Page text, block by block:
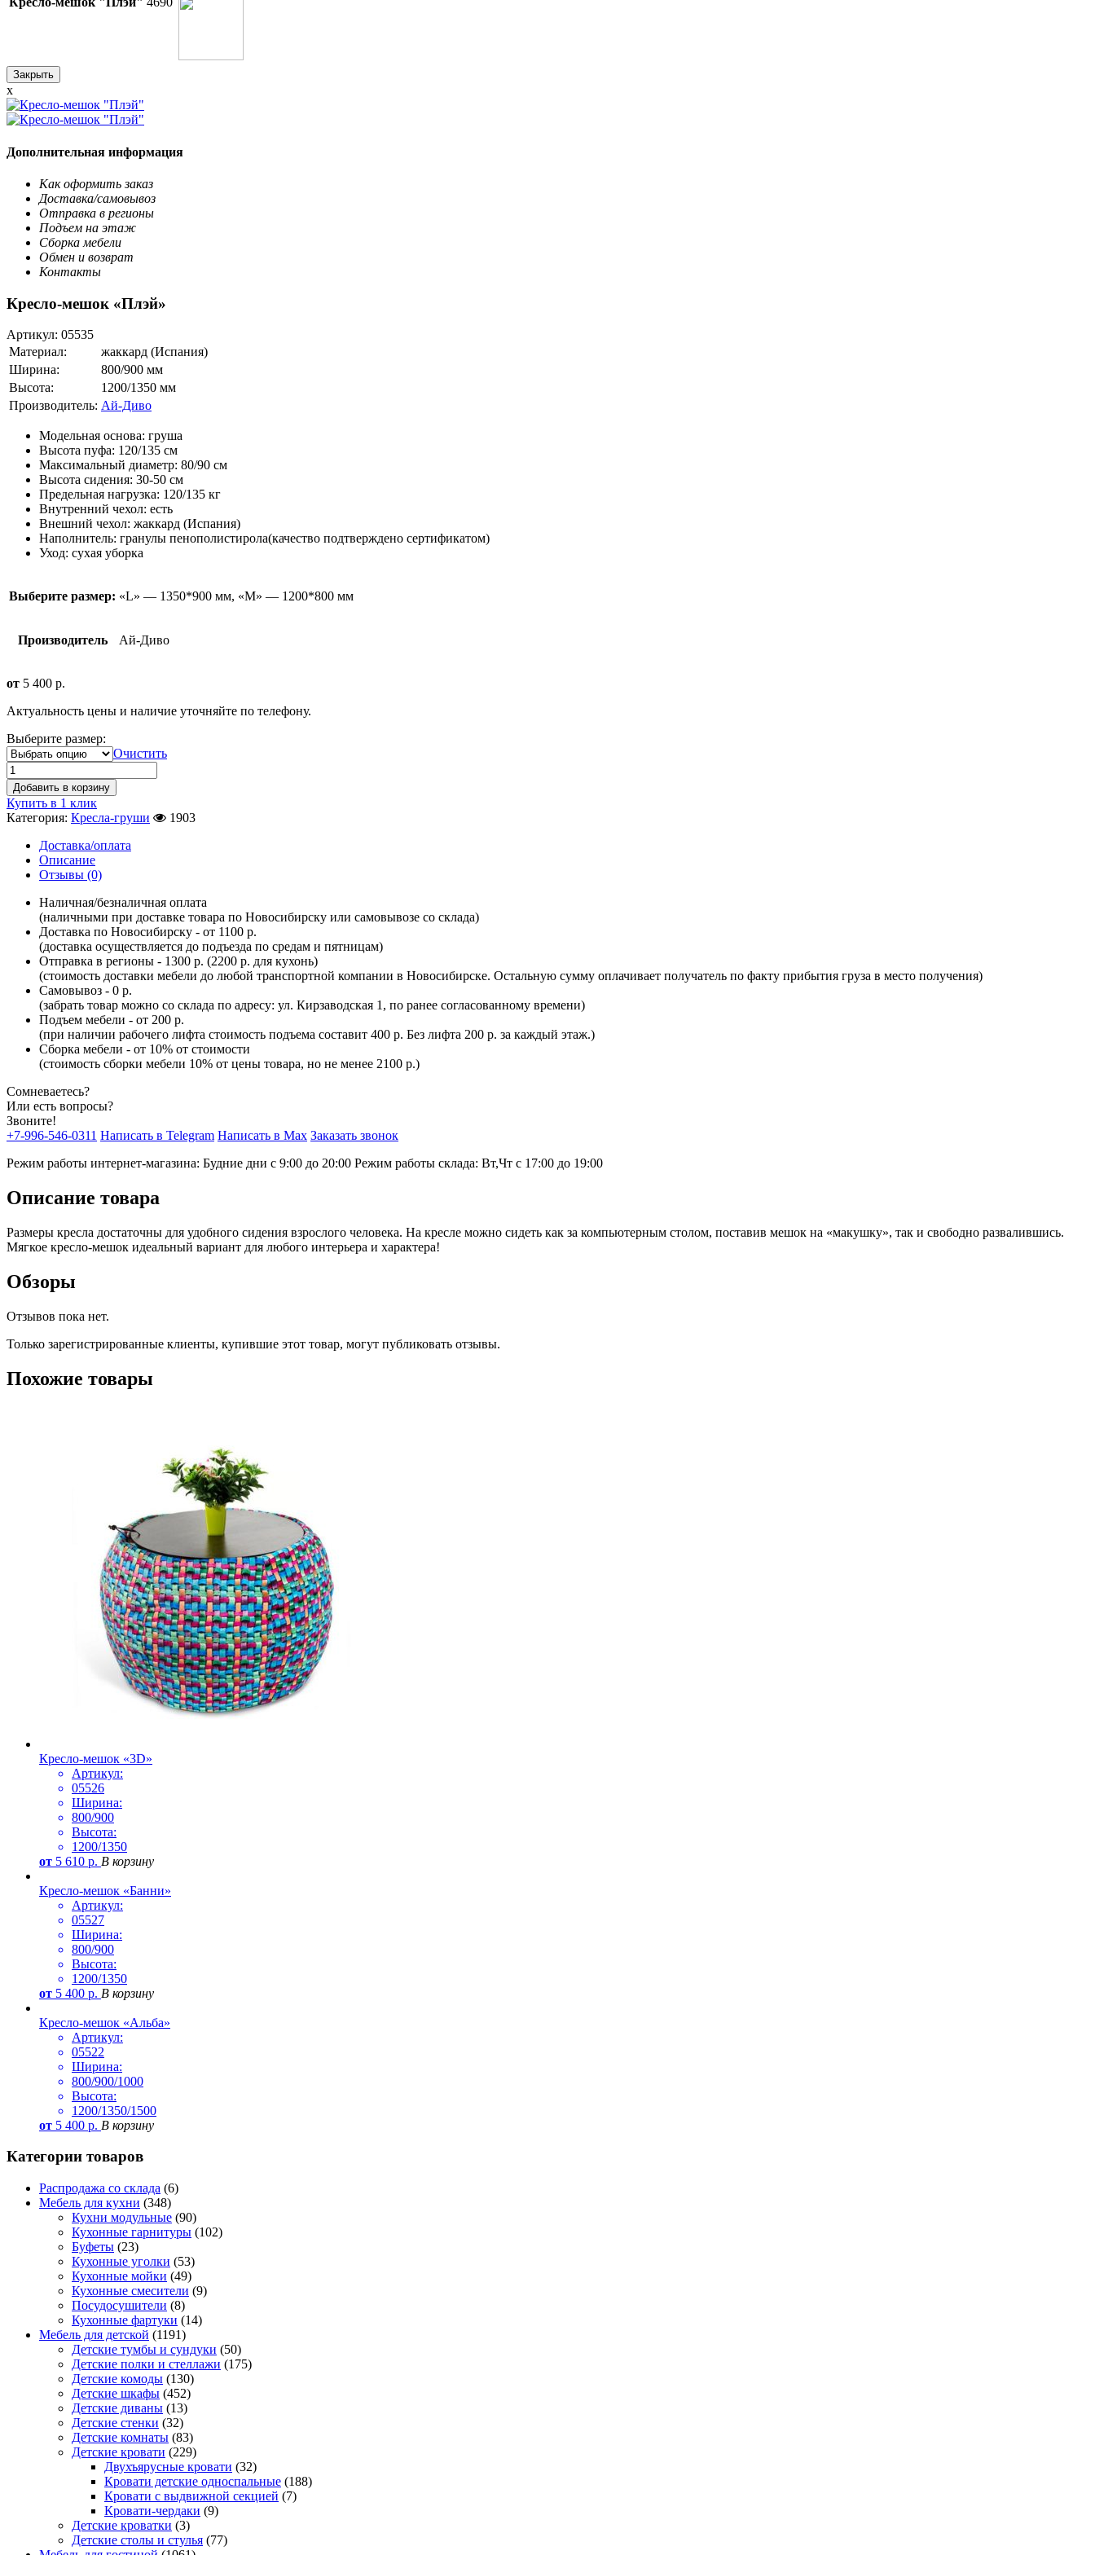
Закрыть
x
Дополнительная информация
Как оформить заказ
Доставка/самовывоз
Отправка в регионы
Подъем на этаж
Сборка мебели
Обмен и возврат
Контакты
Кресло-мешок «Плэй»
Артикул: 05535
Материал:
жаккард (Испания)
Ширина:
800/900 мм
Высота:
1200/1350 мм
Производитель: Ай-Диво
Модельная основа: груша
Высота пуфа: 120/135 см
Максимальный диаметр: 80/90 см
Высота сидения: 30-50 см
Предельная нагрузка: 120/135 кг
Внутренний чехол: есть
Внешний чехол: жаккард (Испания)
Наполнитель: гранулы пенополистирола(качество подтверждено сертификатом)
Уход: сухая уборка
Выберите размер: «L» — 1350*900 мм, «М» — 1200*800 мм
Производитель Ай-Диво
от 5 400 р.
Актуальность цены и наличие уточняйте по телефону.
Выберите размер:
Очистить
Добавить в корзину
Купить в 1 клик
Категория: Кресла-груши
1903
Доставка/оплата
Описание
Отзывы (0)
Наличная/безналичная оплата
(наличными при доставке товара по Новосибирску или самовывозе со склада)
Доставка по Новосибирску - от 1100 р.
(доставка осуществляется до подъезда по средам и пятницам)
Отправка в регионы - 1300 р. (2200 р. для кухонь)
(стоимость доставки мебели до любой транспортной компании в Новосибирске. Остальную сумму оплачивает получатель по факту прибытия груза в место получения)
Самовывоз - 0 р.
(забрать товар можно со склада по адресу: ул. Кирзаводская 1, по ранее согласованному времени)
Подъем мебели - от 200 р.
(при наличии рабочего лифта стоимость подъема составит 400 р. Без лифта 200 р. за каждый этаж.)
Сборка мебели - от 10% от стоимости
(стоимость сборки мебели 10% от цены товара, но не менее 2100 р.)
Сомневаетесь?
Или есть вопросы?
Звоните!
+7-996-546-0311 Написать в Telegram Написать в Max Заказать звонок
Режим работы интернет-магазина: Будние дни с 9:00 до 20:00 Режим работы склада: Вт,Чт с 17:00 до 19:00
Описание товара
Размеры кресла достаточны для удобного сидения взрослого человека. На кресле можно сидеть как за компьютерным столом, поставив мешок на «макушку», так и свободно развалившись.
Мягкое кресло-мешок идеальный вариант для любого интерьера и характера!
Обзоры
Отзывов пока нет.
Только зарегистрированные клиенты, купившие этот товар, могут публиковать отзывы.
Похожие товары
Кресло-мешок «3D»
Артикул:
05526
Ширина:
800/900
Высота:
1200/1350
от 5 610 р. В корзину
Кресло-мешок «Банни»
Артикул:
05527
Ширина:
800/900
Высота:
1200/1350
от 5 400 р. В корзину
Кресло-мешок «Альба»
Артикул:
05522
Ширина:
800/900/1000
Высота:
1200/1350/1500
от 5 400 р. В корзину
Категории товаров
Распродажа со склада (6)
Мебель для кухни (348)
Кухни модульные (90)
Кухонные гарнитуры (102)
Буфеты (23)
Кухонные уголки (53)
Кухонные мойки (49)
Кухонные смесители (9)
Посудосушители (8)
Кухонные фартуки (14)
Мебель для детской (1191)
Детские тумбы и сундуки (50)
Детские полки и стеллажи (175)
Детские комоды (130)
Детские шкафы (452)
Детские диваны (13)
Детские стенки (32)
Детские комнаты (83)
Детские кровати (229)
Двухъярусные кровати (32)
Кровати детские односпальные (188)
Кровати с выдвижной секцией (7)
Кровати-чердаки (9)
Детские кроватки (3)
Детские столы и стулья (77)